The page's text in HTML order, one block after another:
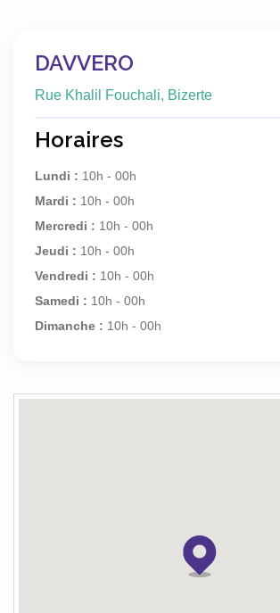
DAVVERO
Rue Khalil Fouchali, Bizerte
Horaires
Lundi : 10h - 00h
Mardi : 10h - 00h
Mercredi : 10h - 00h
Jeudi : 10h - 00h
Vendredi : 10h - 00h
Samedi : 10h - 00h
Dimanche : 10h - 00h